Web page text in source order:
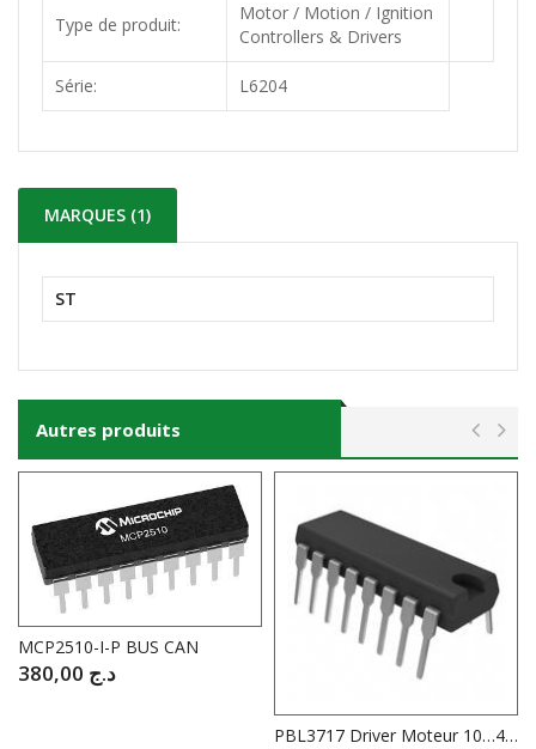
Type de produit:
Motor / Motion / Ignition
Controllers & Drivers
Série: L6204
MARQUES (1)
ST
Autres produits
MCP2510-I-P BUS CAN
د.ج
PBL3717 Driver Moteur 10…46V / 1A